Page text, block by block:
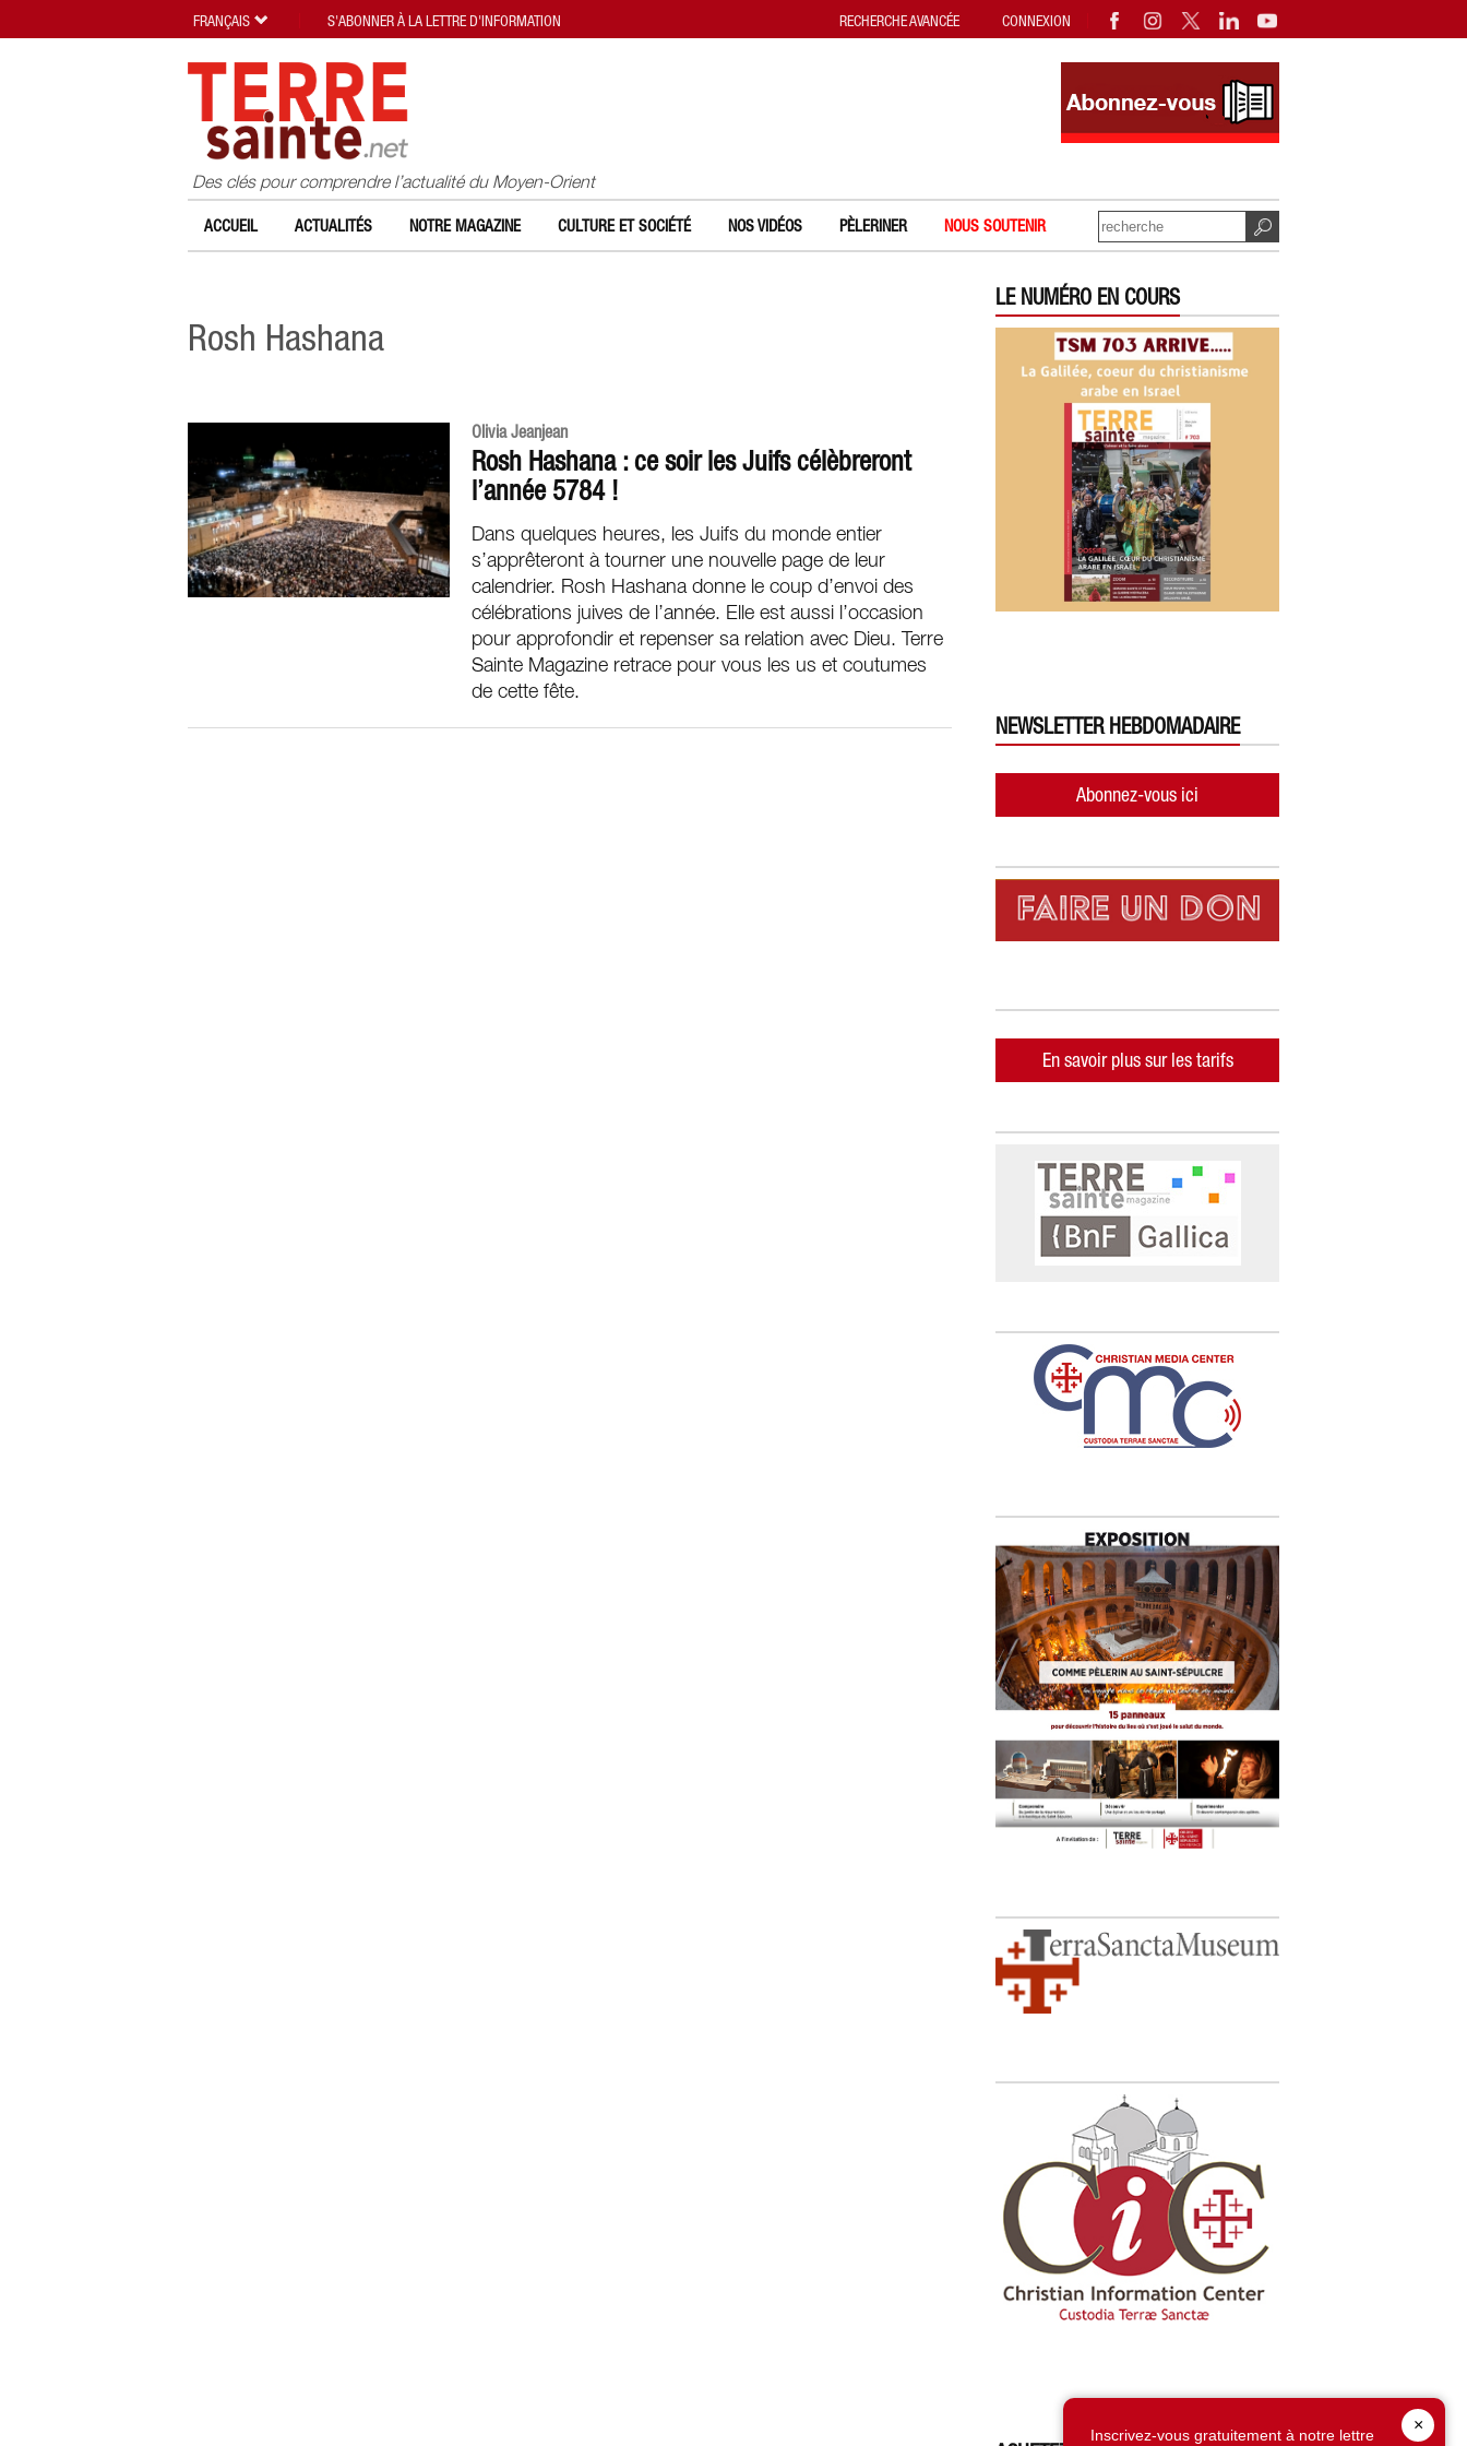
Des clés pour comprendre l’actualité du Moyen-Orient
ACCUEIL ACTUALITÉS NOTRE MAGAZINE CULTURE ET SOCIÉTÉ NOS VIDÉOS PÈLERINER NOUS SOUTENIR
Rosh Hashana
Olivia Jeanjean
Rosh Hashana : ce soir les Juifs célèbreront
l’année 5784 !
Dans quelques heures, les Juifs du monde entier
s’apprêteront à tourner une nouvelle page de leur
calendrier. Rosh Hashana donne le coup d’envoi des
célébrations juives de l’année. Elle est aussi l’occasion
pour approfondir et repenser sa relation avec Dieu. Terre
Sainte Magazine retrace pour vous les us et coutumes
de cette fête.
LE NUMÉRO EN COURS
NEWSLETTER HEBDOMADAIRE
Abonnez-vous ici
En savoir plus sur les tarifs
×
Inscrivez-vous gratuitement à notre lettre
RECHERCHE AVANCÉE CONNEXION
FRANÇAIS S'ABONNER À LA LETTRE D'INFORMATION